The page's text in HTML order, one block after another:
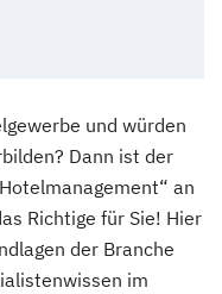
und würden
Dann ist der
an
Richtige für Sie! Hier
der Branche
im